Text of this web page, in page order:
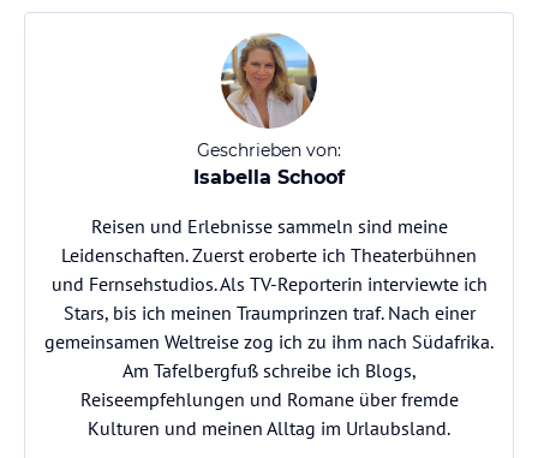
Geschrieben von:
Isabella Schoof
Reisen und Erlebnisse sammeln sind meine
Leidenschaften. Zuerst eroberte ich Theaterbühnen
und Fernsehstudios. Als TV-Reporterin interviewte ich
Stars, bis ich meinen Traumprinzen traf. Nach einer
gemeinsamen Weltreise zog ich zu ihm nach Südafrika.
Am Tafelbergfuß schreibe ich Blogs,
Reiseempfehlungen und Romane über fremde
Kulturen und meinen Alltag im Urlaubsland.